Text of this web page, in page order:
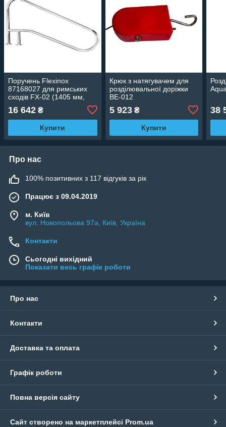
Поручень Flexinox
87168027 для римських
сходів FX-02 (1405 мм,
16 642 ₴
Купити
Крюк з натягувачем для
розділювальної доріжки
BE-012
5 923₴
Купити
38
Про нас
100% позитивних з 117 відгуків за рік
Працює з 09.04.2019
м. Київ
вул. Новопольова 97а, Київ, Україна
Контакти
Сьогодні вихідний
Показати весь графік роботи
Про нас
Контакти
Доставка та оплата
Графік роботи
Повна версія сайту
Сайт створено на маркетплейсі Prom.ua